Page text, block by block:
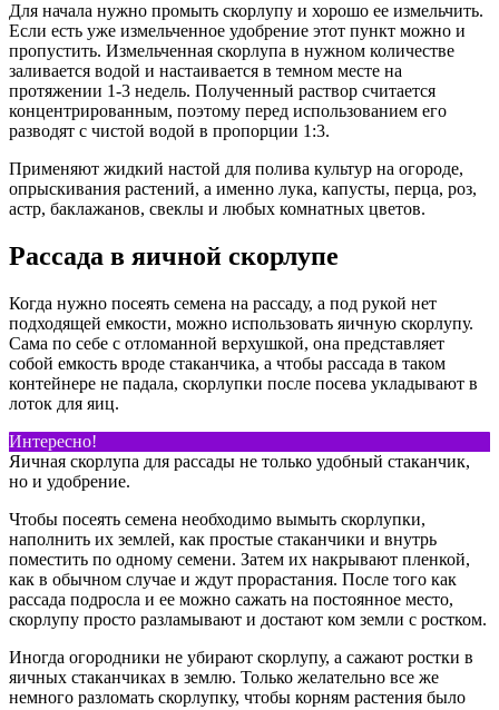
Для начала нужно промыть скорлупу и хорошо ее измельчить.
Если есть уже измельченное удобрение этот пункт можно и
пропустить. Измельченная скорлупа в нужном количестве
заливается водой и настаивается в темном месте на
протяжении 1-3 недель. Полученный раствор считается
концентрированным, поэтому перед использованием его
разводят с чистой водой в пропорции 1:3.
Применяют жидкий настой для полива культур на огороде,
опрыскивания растений, а именно лука, капусты, перца, роз,
астр, баклажанов, свеклы и любых комнатных цветов.
Рассада в яичной скорлупе
Когда нужно посеять семена на рассаду, а под рукой нет
подходящей емкости, можно использовать яичную скорлупу.
Сама по себе с отломанной верхушкой, она представляет
собой емкость вроде стаканчика, а чтобы рассада в таком
контейнере не падала, скорлупки после посева укладывают в
лоток для яиц.
Интересно!
Яичная скорлупа для рассады не только удобный стаканчик,
но и удобрение.
Чтобы посеять семена необходимо вымыть скорлупки,
наполнить их землей, как простые стаканчики и внутрь
поместить по одному семени. Затем их накрывают пленкой,
как в обычном случае и ждут прорастания. После того как
рассада подросла и ее можно сажать на постоянное место,
скорлупу просто разламывают и достают ком земли с ростком.
Иногда огородники не убирают скорлупу, а сажают ростки в
яичных стаканчиках в землю. Только желательно все же
немного разломать скорлупку, чтобы корням растения было